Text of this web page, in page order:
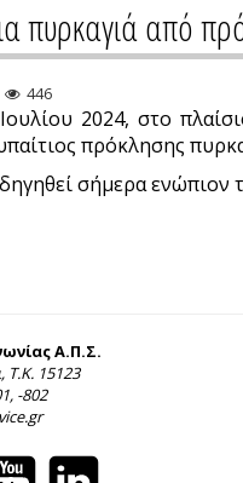
πυρκαγιά από
446
2024, στο
πρόκλησης
σήμερα ενώπιον
Α.Π.Σ.
Τ.Κ. 15123
-802